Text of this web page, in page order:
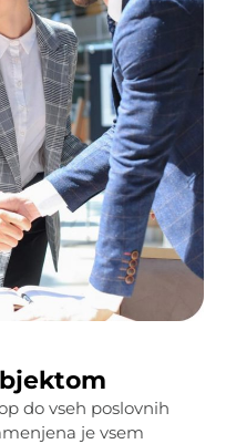
do vseh poslovnih
je vsem